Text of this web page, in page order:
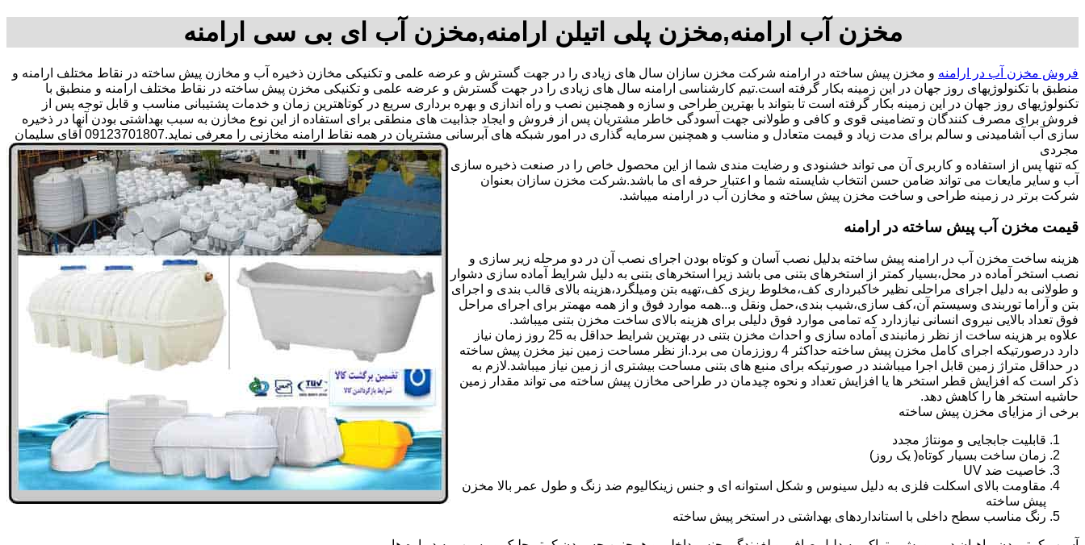
مخزن آب ارامنه,مخزن پلی اتیلن ارامنه,مخزن آب ای بی سی ارامنه
فروش مخزن آب در ارامنه و مخزن پیش ساخته در ارامنه شرکت مخزن سازان سال های زیادی را در جهت گسترش و عرضه علمی و تکنیکی مخازن ذخیره آب و مخازن پیش ساخته در نقاط مختلف ارامنه و
منطبق با تکنولوژیهای روز جهان در این زمینه بکار گرفته است.تیم کارشناسی ارامنه سال های زیادی را در جهت گسترش و عرضه علمی و تکنیکی مخزن پیش ساخته در نقاط مختلف ارامنه و منطبق با
تکنولوژیهای روز جهان در این زمینه بکار گرفته است تا بتواند با بهترین طراحی و سازه و همچنین نصب و راه اندازی و بهره برداری سریع در کوتاهترین زمان و خدمات پشتیبانی مناسب و قابل توجه پس از
فروش برای مصرف کنندگان و تضامینی قوی و کافی و طولانی جهت آسودگی خاطر مشتریان پس از فروش و ایجاد جذابیت های منطقی برای استفاده از این نوع مخازن به سبب بهداشتی بودن آنها در ذخیره
سازی آب آشامیدنی و سالم برای مدت زیاد و قیمت متعادل و مناسب و همچنین سرمایه گذاری در امور شبکه های آبرسانی مشتریان در همه نقاط ارامنه مخازنی را معرفی نماید.09123701807 آقای سلیمان
مجردی
که تنها پس از استفاده و کاربری آن می تواند خشنودی و رضایت مندی شما از این محصول خاص را در صنعت ذخیره سازی
آب و سایر مایعات می تواند ضامن حسن انتخاب شایسته شما و اعتبار حرفه ای ما باشد.شرکت مخزن سازان بعنوان
شرکت برتر در زمینه طراحی و ساخت مخزن پیش ساخته و مخازن آب در ارامنه میباشد.
قیمت مخزن آب پیش ساخته در ارامنه
هزینه ساخت مخزن آب در ارامنه پیش ساخته بدلیل نصب آسان و کوتاه بودن اجرای نصب آن در دو مرحله زیر سازی و
نصب استخر آماده در محل،بسیار کمتر از استخرهای بتنی می باشد زیرا استخرهای بتنی به دلیل شرایط آماده سازی دشوار
و طولانی به دلیل اجرای مراحلی نظیر خاکبرداری کف،مخلوط ریزی کف،تهیه بتن ومیلگرد،هزینه بالای قالب بندی و اجرای
بتن و آراما توربندی وسیستم آن،کف سازی،شیب بندی،حمل ونقل و...همه موارد فوق و از همه مهمتر برای اجرای مراحل
فوق تعداد بالایی نیروی انسانی نیازدارد که تمامی موارد فوق دلیلی برای هزینه بالای ساخت مخزن بتنی میباشد.
علاوه بر هزینه ساخت از نظر زمانبندی آماده سازی و احداث مخزن بتنی در بهترین شرایط حداقل به 25 روز زمان نیاز
دارد درصورتیکه اجرای کامل مخزن پیش ساخته حداکثر 4 روززمان می برد.از نظر مساحت زمین نیز مخزن پیش ساخته
در حداقل متراژ زمین قابل اجرا میباشند در صورتیکه برای منبع های بتنی مساحت بیشتری از زمین نیاز میباشد.لازم به
ذکر است که افزایش قطر استخر ها یا افزایش تعداد و نحوه چیدمان در طراحی مخازن پیش ساخته می تواند مقدار زمین
حاشیه استخر ها را کاهش دهد.
برخی از مزایای مخزن پیش ساخته
قابلیت جابجایی و مونتاژ مجدد
زمان ساخت بسیار کوتاه( یک روز)
خاصیت ضد UV
مقاومت بالای اسکلت فلزی به دلیل سینوس و شکل استوانه ای و جنس زینکالیوم ضد زنگ و طول عمر بالا مخزن
پیش ساخته
رنگ مناسب سطح داخلی با استانداردهای بهداشتی در استخر پیش ساخته